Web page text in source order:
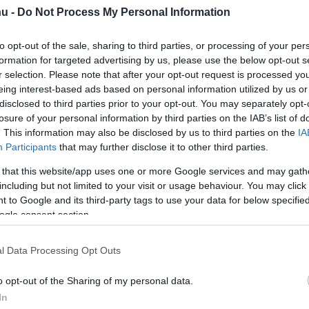
- Do Not Process My Personal Information
opt-out of the sale, sharing to third parties, or processing of your
for targeted advertising by us, please use the below opt-out
selection. Please note that after your opt-out request is processed
interest-based ads based on personal information utilized by us
to third parties prior to your opt-out. You may separately
of your personal information by third parties on the IAB’s list of
This information may also be disclosed by us to third parties on the
Participants that may further disclose it to other third parties.
that this website/app uses one or more Google services and may
but not limited to your visit or usage behaviour. You may
to Google and its third-party tags to use your data for below
consent section.
Data Processing Opt Outs
opt-out of the Sharing of my personal data.
megjelenésével,
és innovatív
új szintre emelkedik.
kövess minket a Csakfoci Google News oldalán is!
modellt, amely elnyerte a Magyar